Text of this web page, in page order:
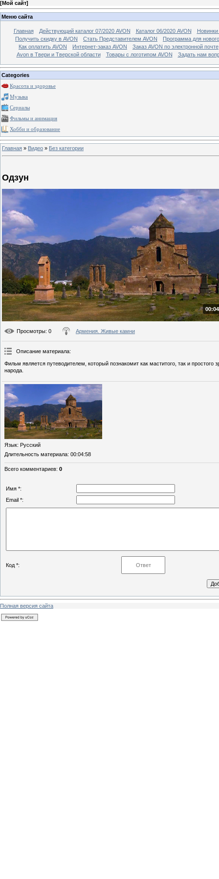
[Мой сайт]
Меню сайта
Главная Действующий каталог 07/2020 AVON Каталог 06/2020 AVON
Новинки
Получить скидку в AVON
Стать Представителем AVON
Программа для
Как оплатить AVON
Интернет-заказ AVON
Заказ AVON по электронной почте
Avon в Твери и Тверской области
Товары с логотипом AVON Задать нам
Categories
Красота и здоровье
Музыка
Сериалы
Фильмы и анимация
Хобби и образование
Главная » Видео » Без категории
Одзун
Просмотры: 0 Армения. Живые камни
Описание материала:
Фильм является путеводителем, который познакомит как маститого, так и
народа.
Язык: Русский
Длительность материала: 00:04:58
Всего комментариев: 0
Имя *:
Email *:
Код *:
Полная версия сайта